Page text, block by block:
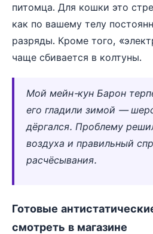
питомца. Для кошки это
как по вашему телу
разряды. Кроме того,
чаще сбивается в колтуны.
Мой мейн-кун Барон
его гладили зимой —
дёргался. Проблему
воздуха и правильный
расчёсывания.
Готовые
смотреть в магазине